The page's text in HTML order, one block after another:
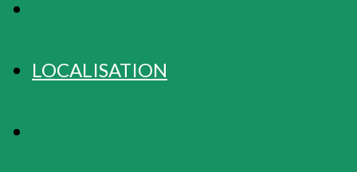
LOCALISATION